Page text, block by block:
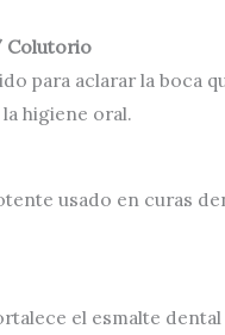
Colutorio
para aclarar la boca
higiene oral.
usado en curas
el esmalte dental